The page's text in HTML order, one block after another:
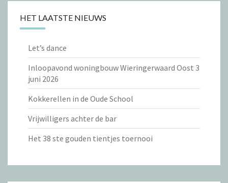
HET LAATSTE NIEUWS
Let’s dance
Inloopavond woningbouw Wieringerwaard Oost 3
juni 2026
Kokkerellen in de Oude School
Vrijwilligers achter de bar
Het 38 ste gouden tientjes toernooi